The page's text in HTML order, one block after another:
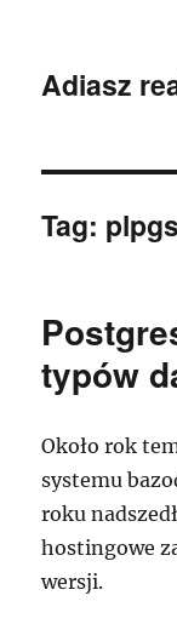
Adiasz
Tag:
typów
Około rok
systemu
roku
hostingowe
wersji.